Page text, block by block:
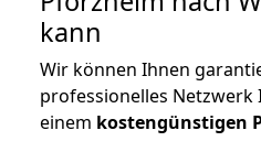
kann
Wir können Ihnen
professionelles Netzwerk
einem kostengünstigen